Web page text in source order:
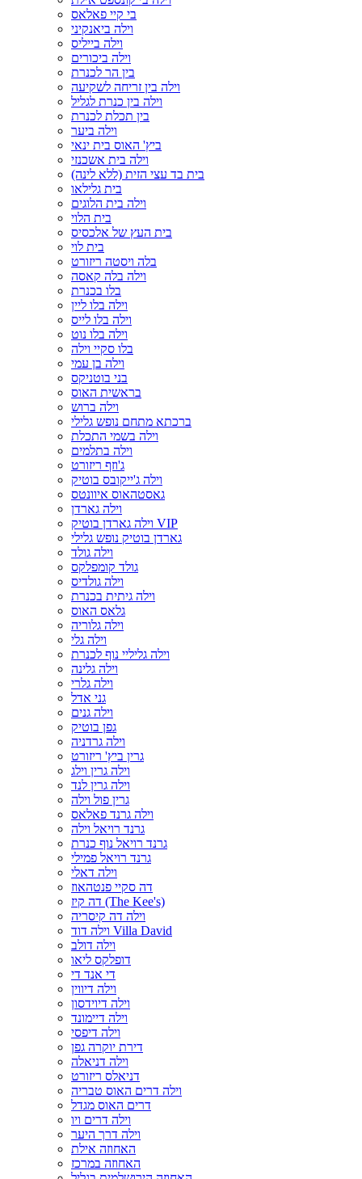
בי קיי פאלאס
וילה ביאנקיני
וילה בייליס
וילה ביכורים
בין הר לכנרת
וילה בין זריחה לשקיעה
וילה בין כנרת לגליל
בין תכלת לכנרת
וילה ביער
ביץ' האוס בית ינאי
וילה בית אשכנזי
בית בד עצי הזית (ללא לינה)
בית גלילאו
וילה בית הלוגים
בית הלוי
בית העץ של אלכסיס
בית לוי
בלה ויסטה ריזורט
וילה בלה קאסה
בלו בכנרת
וילה בלו ליין
וילה בלו לייס
וילה בלו נוט
בלו סקיי וילה
וילה בן עמי
בני בוטניקס
בראשית האוס
וילה ברוש
ברכתא מתחם נופש גלילי
וילה בשמי התכלת
וילה בתלמים
ג'וזף ריזורט
וילה ג'ייקובס בוטיק
גאסטהאוס איוונטס
וילה גארדן
וילה גארדן בוטיק VIP
גארדן בוטיק נופש גלילי
וילה גולד
גולד קומפלקס
וילה גולדיס
וילה גיתית בכנרת
גלאס האוס
וילה גלוריה
וילה גלי
וילה גליליי נוף לכנרת
וילה גלינה
וילה גלרי
גני אדל
וילה גנים
גפן בוטיק
וילה גרדניה
גרין ביץ' ריזורט
וילה גרין וילג
וילה גרין לנד
גרין פול וילה
וילה גרנד פאלאס
גרנד רויאל וילה
גרנד רויאל נוף כנרת
גרנד רויאל פמילי
וילה דאלי
דה סקיי פנטהאוז
דה קיז (The Kee's)
וילה דה קיסריה
וילה דוד Villa David
וילה דולב
דופלקס ליאו
די אנד די
וילה דיווין
וילה דיוידסון
וילה דיימונד
וילה דיפסי
דירת יוקרה גפן
וילה דניאלה
דניאלס ריזורט
וילה דרים האוס טבריה
דרים האוס מגדל
וילה דרים ויו
וילה דרך היער
האחוזה אילת
האחוזה במרכז